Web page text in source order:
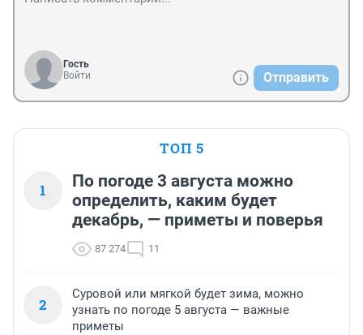
Гость
Войти
Отправить
ТОП 5
1
По погоде 3 августа можно
определить, каким будет
декабрь, — приметы и поверья
87 274 11
2
Суровой или мягкой будет зима, можно
узнать по погоде 5 августа — важные
приметы